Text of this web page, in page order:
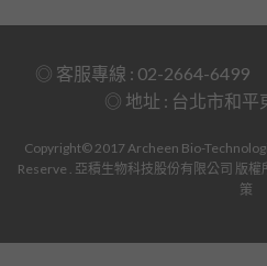
◎ 客服專線 : 02-2664-6499
◎ 地址 : 台北市和平
Copyright© 2017 Archeen Bio-
Reserve . 亞積生物科技股份有限公司 版權
策